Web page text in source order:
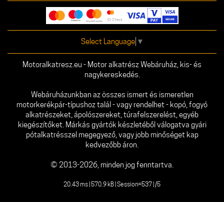
Select Language ▼
Motoralkatresz.eu - Motor alkatrész Webáruház, kis- és
nagykereskedés.
Webáruházunkban az összes ismert és ismeretlen
motorkerékpár-típushoz talál - vagy rendelhet - kopó, fogyó
alkatrészeket, ápolószereket, túrafelszerelést, egyéb
kiegészítőket. Márkás gyártók készletéből válogatva gyári
pótalkatrésszel megegyező, vagy jobb minőséget kap
kedvezőbb áron.
© 2013-2026, minden jog fenntartva.
20.43 ms | 570.9 kB | Session=537 | /5